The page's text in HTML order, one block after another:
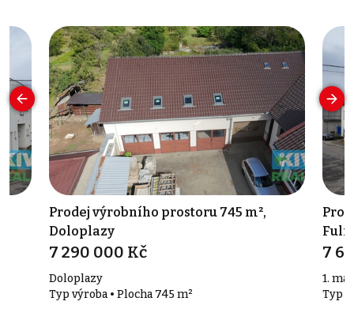
Prodej výrobního prostoru 745 m²,
Doloplazy
7 290 000 Kč
Doloplazy
Typ výroba • Plocha 745 m²
7
1.
Typ